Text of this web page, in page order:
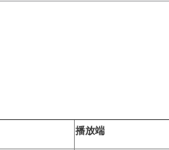
播放端